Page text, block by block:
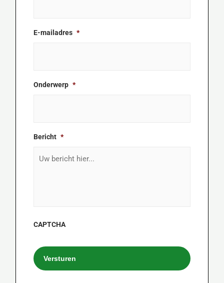
E-mailadres *
Onderwerp *
Bericht *
CAPTCHA